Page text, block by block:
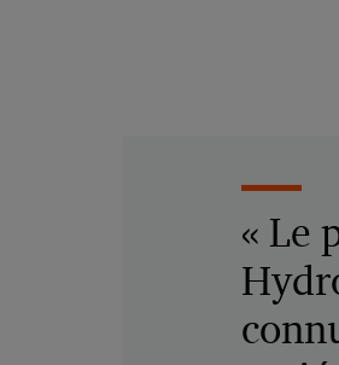
« Le